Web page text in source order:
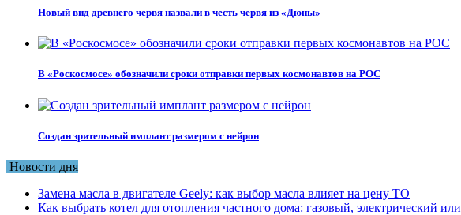
Новый вид древнего червя назвали в честь червя из «Дюны»
В «Роскосмосе» обозначили сроки отправки первых космонавтов на РОС
Создан зрительный имплант размером с нейрон
Новости дня
Замена масла в двигателе Geely: как выбор масла влияет на цену ТО
Как выбрать котел для отопления частного дома: газовый, электрический